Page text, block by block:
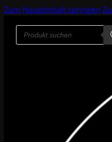
Zum Hauptinhalt springen
Products
search